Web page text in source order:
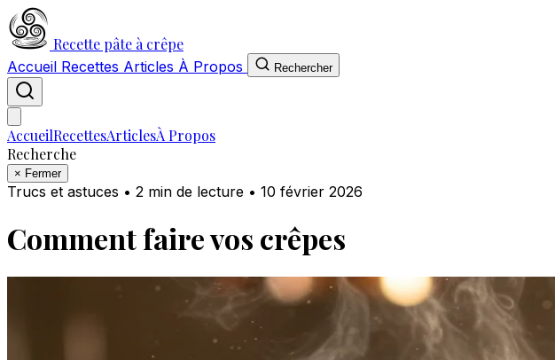
Recette pâte à crêpe
Accueil Recettes Articles À Propos Rechercher
AccueilRecettesArticlesÀ Propos
Recherche
× Fermer
Trucs et astuces • 2 min de lecture • 10 février 2026
Comment faire vos crêpes